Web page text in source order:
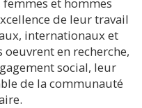
de leur travail
internationaux et
oeuvrent en recherche,
social, leur
de la communauté